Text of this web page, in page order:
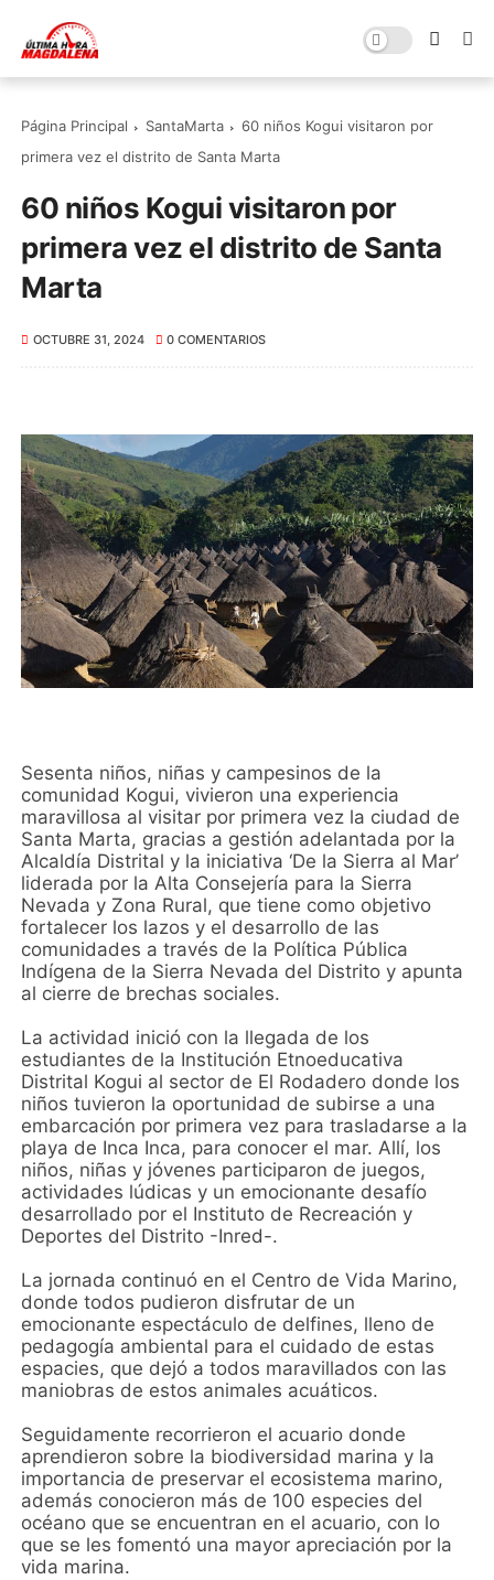
Página Principal SantaMarta
60 niños Kogui visitaron por
primera vez el distrito de Santa Marta
60 niños Kogui visitaron por
primera vez el distrito de Santa
Marta
OCTUBRE 31, 2024 0 COMENTARIOS
Sesenta niños, niñas y campesinos de la
comunidad Kogui, vivieron una experiencia
maravillosa al visitar por primera vez la ciudad de
Santa Marta, gracias a gestión adelantada por la
Alcaldía Distrital y la iniciativa ‘De la Sierra al Mar’
liderada por la Alta Consejería para la Sierra
Nevada y Zona Rural, que tiene como objetivo
fortalecer los lazos y el desarrollo de las
comunidades a través de la Política Pública
Indígena de la Sierra Nevada del Distrito y apunta
al cierre de brechas sociales.
La actividad inició con la llegada de los
estudiantes de la Institución Etnoeducativa
Distrital Kogui al sector de El Rodadero donde los
niños tuvieron la oportunidad de subirse a una
embarcación por primera vez para trasladarse a la
playa de Inca Inca, para conocer el mar. Allí, los
niños, niñas y jóvenes participaron de juegos,
actividades lúdicas y un emocionante desafío
desarrollado por el Instituto de Recreación y
Deportes del Distrito -Inred-.
La jornada continuó en el Centro de Vida Marino,
donde todos pudieron disfrutar de un
emocionante espectáculo de delfines, lleno de
pedagogía ambiental para el cuidado de estas
espacies, que dejó a todos maravillados con las
maniobras de estos animales acuáticos.
Seguidamente recorrieron el acuario donde
aprendieron sobre la biodiversidad marina y la
importancia de preservar el ecosistema marino,
además conocieron más de 100 especies del
océano que se encuentran en el acuario, con lo
que se les fomentó una mayor apreciación por la
vida marina.